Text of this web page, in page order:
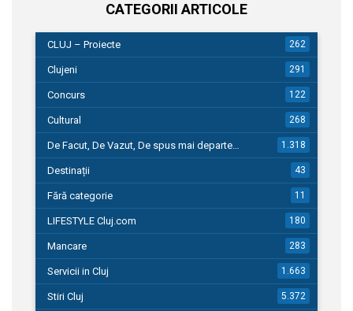
CATEGORII ARTICOLE
CLUJ – Proiecte 262
Clujeni 291
Concurs 122
Cultural 268
De Facut, De Vazut, De spus mai departe… 1.318
Destinații 43
Fără categorie 11
LIFESTYLE Cluj.com 180
Mancare 283
Servicii in Cluj 1.663
Stiri Cluj 5.372